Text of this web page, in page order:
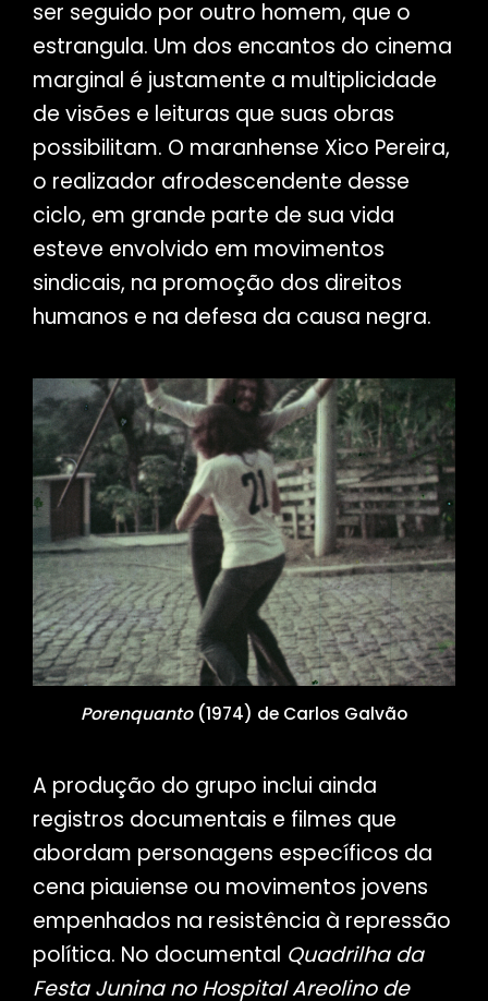
ser seguido por outro homem, que o
estrangula. Um dos encantos do cinema
marginal é justamente a multiplicidade
de visões e leituras que suas obras
possibilitam. O maranhense Xico Pereira,
o realizador afrodescendente desse
ciclo, em grande parte de sua vida
esteve envolvido em movimentos
sindicais, na promoção dos direitos
humanos e na defesa da causa negra.
Porenquanto(1974) de Carlos Galvão
A produção do grupo inclui ainda
registros documentais e filmes que
abordam personagens específicos da
cena piauiense ou movimentos jovens
empenhados na resistência à repressão
política. No documental Quadrilha da
Festa Junina no Hospital Areolino de